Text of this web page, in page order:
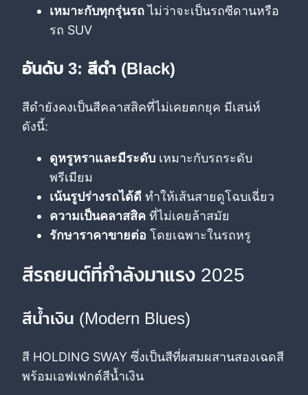
เหมาะกับทุกรุ่นรถไม่ว่าจะเป็นรถซีดานหรือ
รถ SUV
อันดับ 3: สีดำ (Black)
สีดำยังคงเป็นสีคลาสสิคที่ไม่เคยตกยุค มีเสน่ห์
ดังนี้:
ดูหรูหราและมีระดับ เหมาะกับรถระดับ
พรีเมียม
เน้นรูปร่างรถได้ดี ทำให้เส้นสายดูโฉบเฉี่ยว
ความเป็นคลาสสิค ที่ไม่เคยล้าสมัย
รักษาราคาขายต่อ โดยเฉพาะในรถหรู
สีรถยนต์ที่กำลังมาแรง 2025
สีน้ำเงิน (Modern Blues)
สี HOLDING SWAY ซึ่งเป็นสีที่ผสมผสานสองเฉดสี
พร้อมเอฟเฟกต์สีน้ำเงิน